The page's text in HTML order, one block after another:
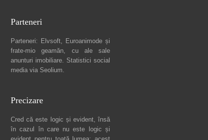
Parteneri
Parteneri: Elvsoft, Euroanimode și
frate-mio geamăn, cu ale sale
anunturi imobiliare. Statistici social
media via Seolium.
Precizare
Cred că este logic și evident, însă
în cazul în care nu este logic și